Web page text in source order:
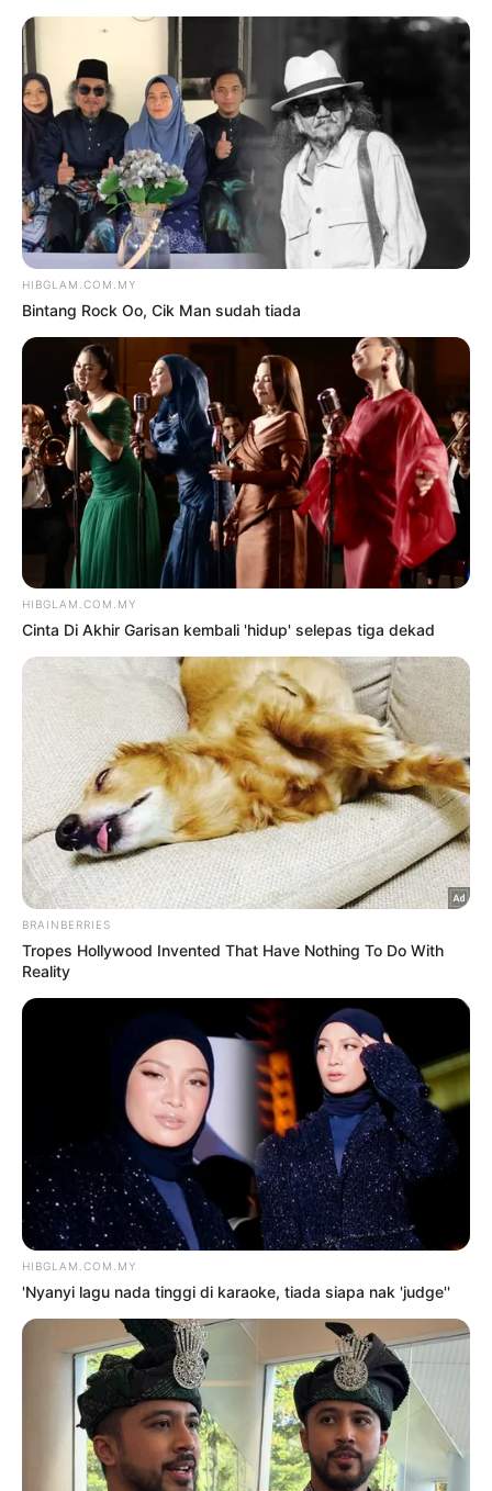
TAG:RM3
Hiburan
“TIADA PERJANJIAN
KEUNTUNGAN RM3 JUTA
DOYOK”
olehHANISAH SELAMAT
26 Ogos
2024
TERKINI
‘Nyanyi lagu nada tinggi di
karaoke, tiada siapa nak ‘judge”
8 Ogos 2026
‘M. Nasir hanya bercanda,
cari’
8 Ogos 2026
‘Buang sifat introvert, kena
tegur pelakon senior, kru’
8 Ogos 2026